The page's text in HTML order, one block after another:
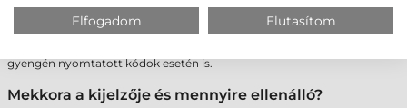
ScanPal EDA5S adatgyűjtő?
Az eszköz az S0703-as szkenner technológiát alkalmazza, így képes 1D
gyengén nyomtatott kódok esetén is.
Mekkora a kijelzője és mennyire ellenálló?
Elfogadom Elutasítom